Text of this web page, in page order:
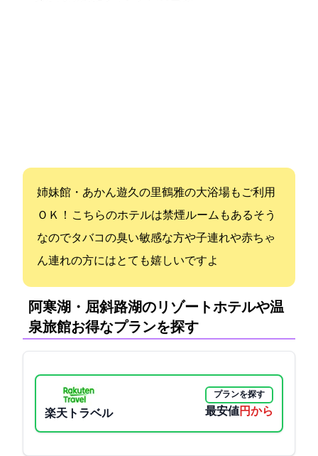
姉妹館・あかん遊久の里鶴雅の大浴場もご利用
ＯＫ！ こちらのホテルは禁煙ルームもあるそう
なのでタバコの臭い敏感な方や子連れや赤ちゃ
ん連れの方にはとても嬉しいですよ
阿寒湖・屈斜路湖のリゾートホテルや温
泉旅館:お得なプランを探す
楽天トラベル
プランを探す
最安値6600円から